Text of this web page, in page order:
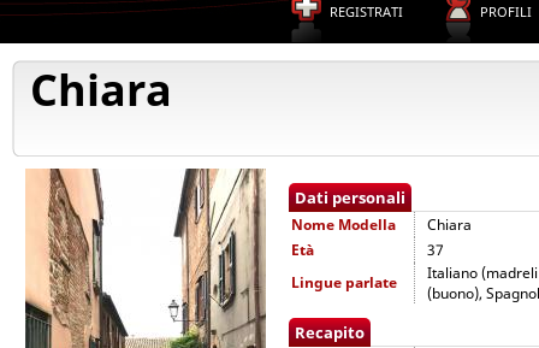
REGISTRATI PROFILI
Chiara
Dati personali
Nome Modella
Chiara
Età
37
Lingue parlate
Italiano
(buono),
Recapito